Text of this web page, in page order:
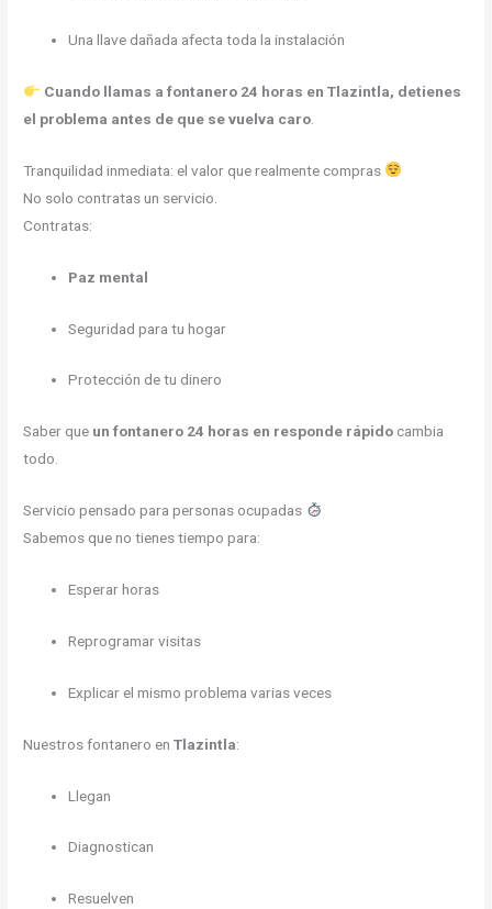
Una llave dañada afecta toda la instalación
Cuando llamas a fontanero 24 horas en Tlazintla, detienes
el problema antes de que se vuelva caro
Tranquilidad inmediata: el valor que realmente compras
No solo contratas un servicio.
Contratas:
Paz mental
Seguridad para tu hogar
Protección de tu dinero
Saber que un fontanero 24 horas en responde rápido cambia
todo.
Servicio pensado para personas ocupadas
Sabemos que no tienes tiempo para:
Esperar horas
Reprogramar visitas
Explicar el mismo problema varias veces
Nuestros fontanero enTlazintla:
Llegan
Diagnostican
Resuelven